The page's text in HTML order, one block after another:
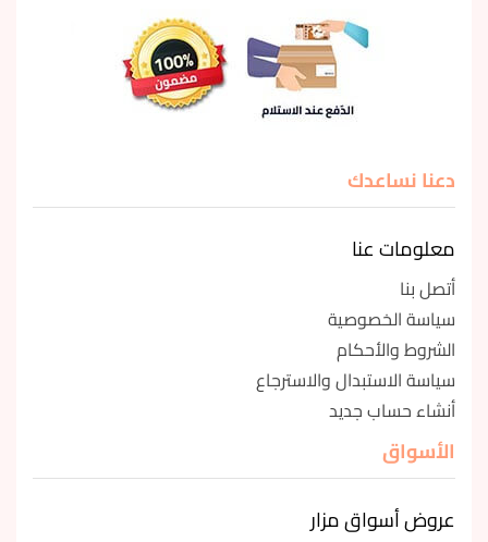
دعنا نساعدك
معلومات عنا
أتصل بنا
سياسة الخصوصية
الشروط والأحكام
سياسة الاستبدال والاسترجاع
أنشاء حساب جديد
الأسواق
عروض أسواق مزار